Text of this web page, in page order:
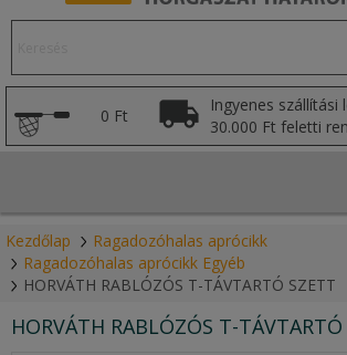
0 Ft
Ingyenes szállítási
30.000 Ft feletti
Kezdőlap
Ragadozóhalas aprócikk
Ragadozóhalas aprócikk Egyéb
HORVÁTH RABLÓZÓS T-TÁVTARTÓ SZETT
HORVÁTH RABLÓZÓS T-